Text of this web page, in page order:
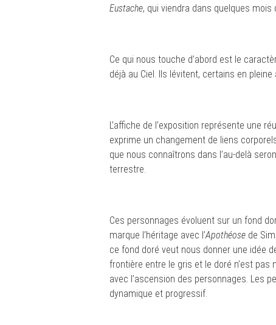
Eustache, qui viendra dans quelques mois
Ce qui nous touche d’abord est le
déjà au Ciel. Ils lévitent, certains en
L’affiche de l’exposition représente une
exprime un changement de liens
que nous connaîtrons dans l’au-delà
terrestre.
Ces personnages évoluent sur un fond
marque l’héritage avec l’Apothéose de
ce fond doré veut nous donner une idée
frontière entre le gris et le doré n’est
avec l’ascension des personnages. Les
dynamique et progressif.